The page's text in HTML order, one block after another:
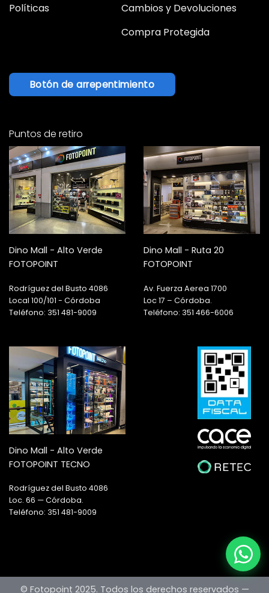
Políticas
Cambios y Devoluciones
Compra Protegida
Botón de arrepentimiento
Puntos de retiro
Dino Mall - Alto Verde
FOTOPOINT
Rodríguez del Busto 4086
Local 100/101 - Córdoba
Teléfono: 351 481-9009
Dino Mall - Ruta 20
FOTOPOINT
Av. Fuerza Aerea 1700
Loc 17 – Córdoba.
Teléfono: 351 466-6006
Dino Mall - Alto Verde
FOTOPOINT TECNO
Rodríguez del Busto 4086
Loc. 66 — Córdoba.
Teléfono: 351 481-9009
© Fotopoint 2025. Todos los derechos reservados —